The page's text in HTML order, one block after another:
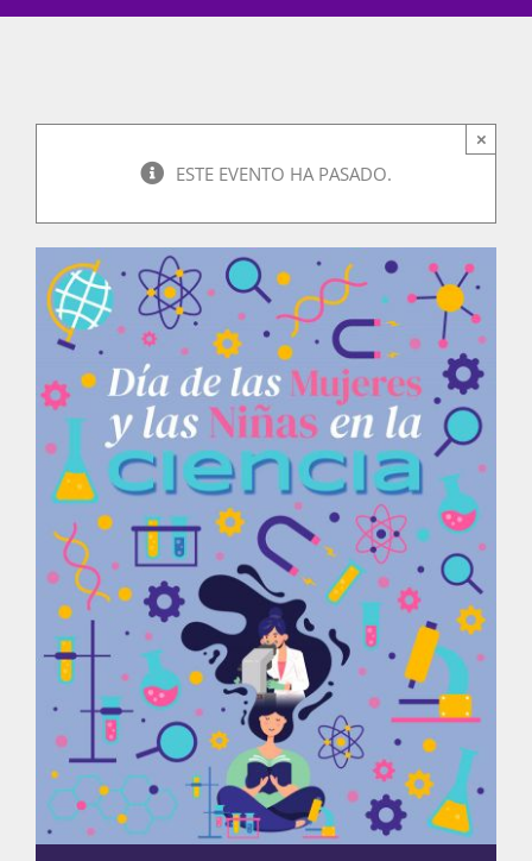
Atención de la violencia de género
La Boletina
Blog
Recursos
Súmate
Publicaciones
Bienvenida generación 2027-1
ESTE EVENTO HA PASADO.
×